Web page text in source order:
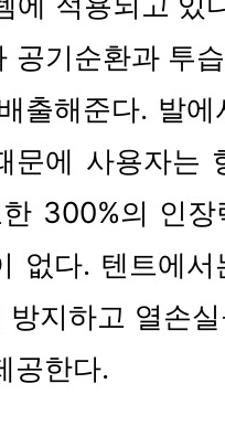
공기순환과 투
출해준다. 발
문에 사용자는
300%의 인
없다. 텐트에
지하고 열손
공한다.